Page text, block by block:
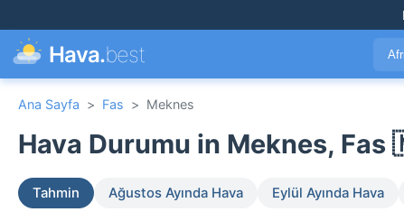
Hava.best
Ana Sayfa > Fas > Meknes
Hava Durumu in Meknes,
Tahmin Ağustos Ayında Hava Eylül Ayında Hava